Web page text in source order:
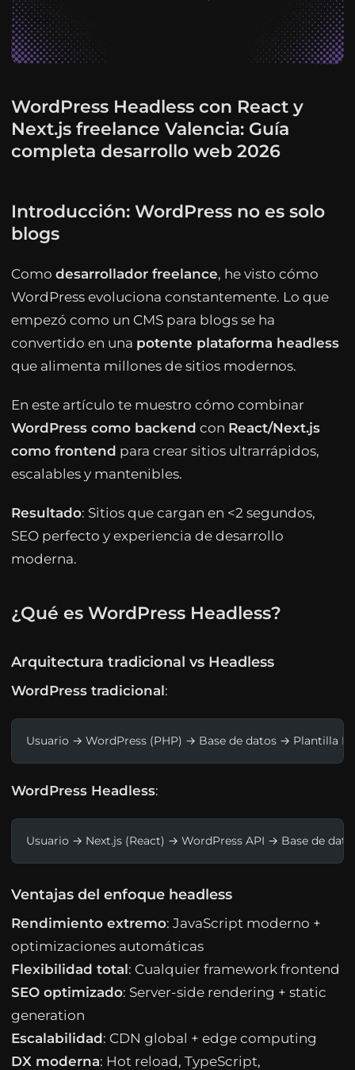
WordPress Headless con React y
Next.js freelance Valencia: Guía
completa desarrollo web 2026
Introducción: WordPress no es solo
blogs
Como desarrollador freelance, he visto cómo
WordPress evoluciona constantemente. Lo que
empezó como un CMS para blogs se ha
convertido en una potente plataforma headless
que alimenta millones de sitios modernos.
En este artículo te muestro cómo combinar
WordPress como backend con React/Next.js
como frontend para crear sitios ultrarrápidos,
escalables y mantenibles.
Resultado: Sitios que cargan en <2 segundos,
SEO perfecto y experiencia de desarrollo
moderna.
¿Qué es WordPress Headless?
Arquitectura tradicional vs Headless
WordPress tradicional:
Usuario → WordPress (PHP) → Base de datos → Plantilla
WordPress Headless:
Usuario → Next.js (React) → WordPress API → Base de
Ventajas del enfoque headless
Rendimiento extremo: JavaScript moderno +
optimizaciones automáticas
Flexibilidad total: Cualquier framework frontend
SEO optimizado: Server-side rendering + static
generation
Escalabilidad: CDN global + edge computing
DX moderna: Hot reload, TypeScript,